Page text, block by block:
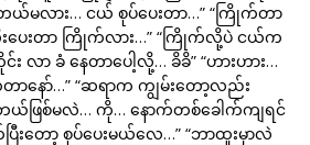
မလား… ငယ် စုပ်ပေးတာ…” “ကြိုက်တာ
ပေးတာ ကြိုက်လား…” “ကြိုက်လို့ပဲ ငယ်က
လာ ခံ နေတာပေါ့လို့… ခိခိ” “ဟားဟား…
ာနော်…” “ဆရာက ကျွမ်းတော့လည်း
ြစ်မလဲ… ကို… နောက်တစ်ခေါက်ကျရင်
းတော့ စုပ်ပေးမယ်လေ…” “ဘာထူးမှာလဲ